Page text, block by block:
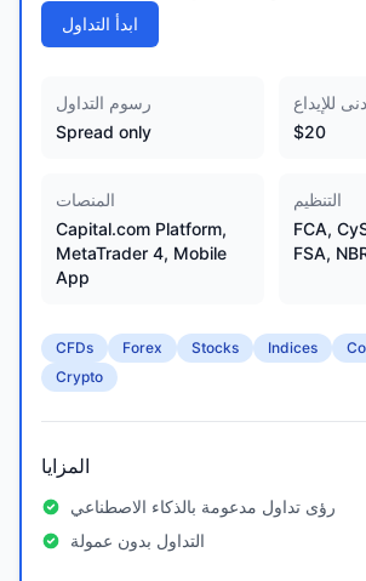
ابدأ التداول
رسوم التداول
Spread only
للإيداع
$20
المنصات
Capital.com Platform,
MetaTrader 4, Mobile
App
التنظيم
FCA,
FSA,
CFDs Forex Stocks Indices
Crypto
المزايا
رؤى تداول مدعومة بالذكاء الاصطناعي
التداول بدون عمولة